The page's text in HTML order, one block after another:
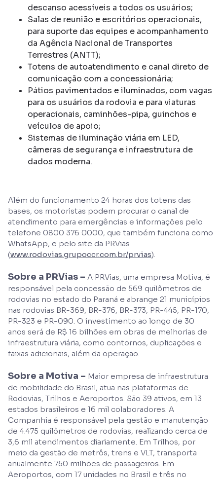
descanso acessíveis a todos os usuários;
Salas de reunião e escritórios operacionais,
para suporte das equipes e acompanhamento
da Agência Nacional de Transportes
Terrestres (ANTT);
Totens de autoatendimento e canal direto de
comunicação com a concessionária;
Pátios pavimentados e iluminados, com vagas
para os usuários da rodovia e para viaturas
operacionais, caminhões-pipa, guinchos e
veículos de apoio;
Sistemas de iluminação viária em LED,
câmeras de segurança e infraestrutura de
dados moderna.
Além do funcionamento 24 horas dos totens das
bases, os motoristas podem procurar o canal de
atendimento para emergências e informações pelo
telefone 0800 376 0000, que também funciona como
WhatsApp, e pelo site da PRVias
(www.rodovias.grupoccr.com.br/prvias).
Sobre a PRVias – A PRVias, uma empresa Motiva, é
responsável pela concessão de 569 quilômetros de
rodovias no estado do Paraná e abrange 21 municípios
nas rodovias BR-369, BR-376, BR-373, PR-445, PR-170,
PR-323 e PR-090. O investimento ao longo de 30
anos será de R$ 16 bilhões em obras de melhorias de
infraestrutura viária, como contornos, duplicações e
faixas adicionais, além da operação.
Sobre a Motiva – Maior empresa de infraestrutura
de mobilidade do Brasil, atua nas plataformas de
Rodovias, Trilhos e Aeroportos. São 39 ativos, em 13
estados brasileiros e 16 mil colaboradores. A
Companhia é responsável pela gestão e manutenção
de 4.475 quilômetros de rodovias, realizando cerca de
3,6 mil atendimentos diariamente. Em Trilhos, por
meio da gestão de metrôs, trens e VLT, transporta
anualmente 750 milhões de passageiros. Em
Aeroportos, com 17 unidades no Brasil e três no